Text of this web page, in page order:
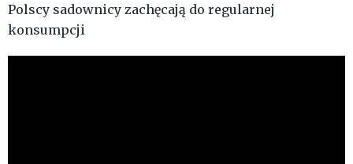
Polscy sadownicy zachęcają do regularnej
konsumpcji